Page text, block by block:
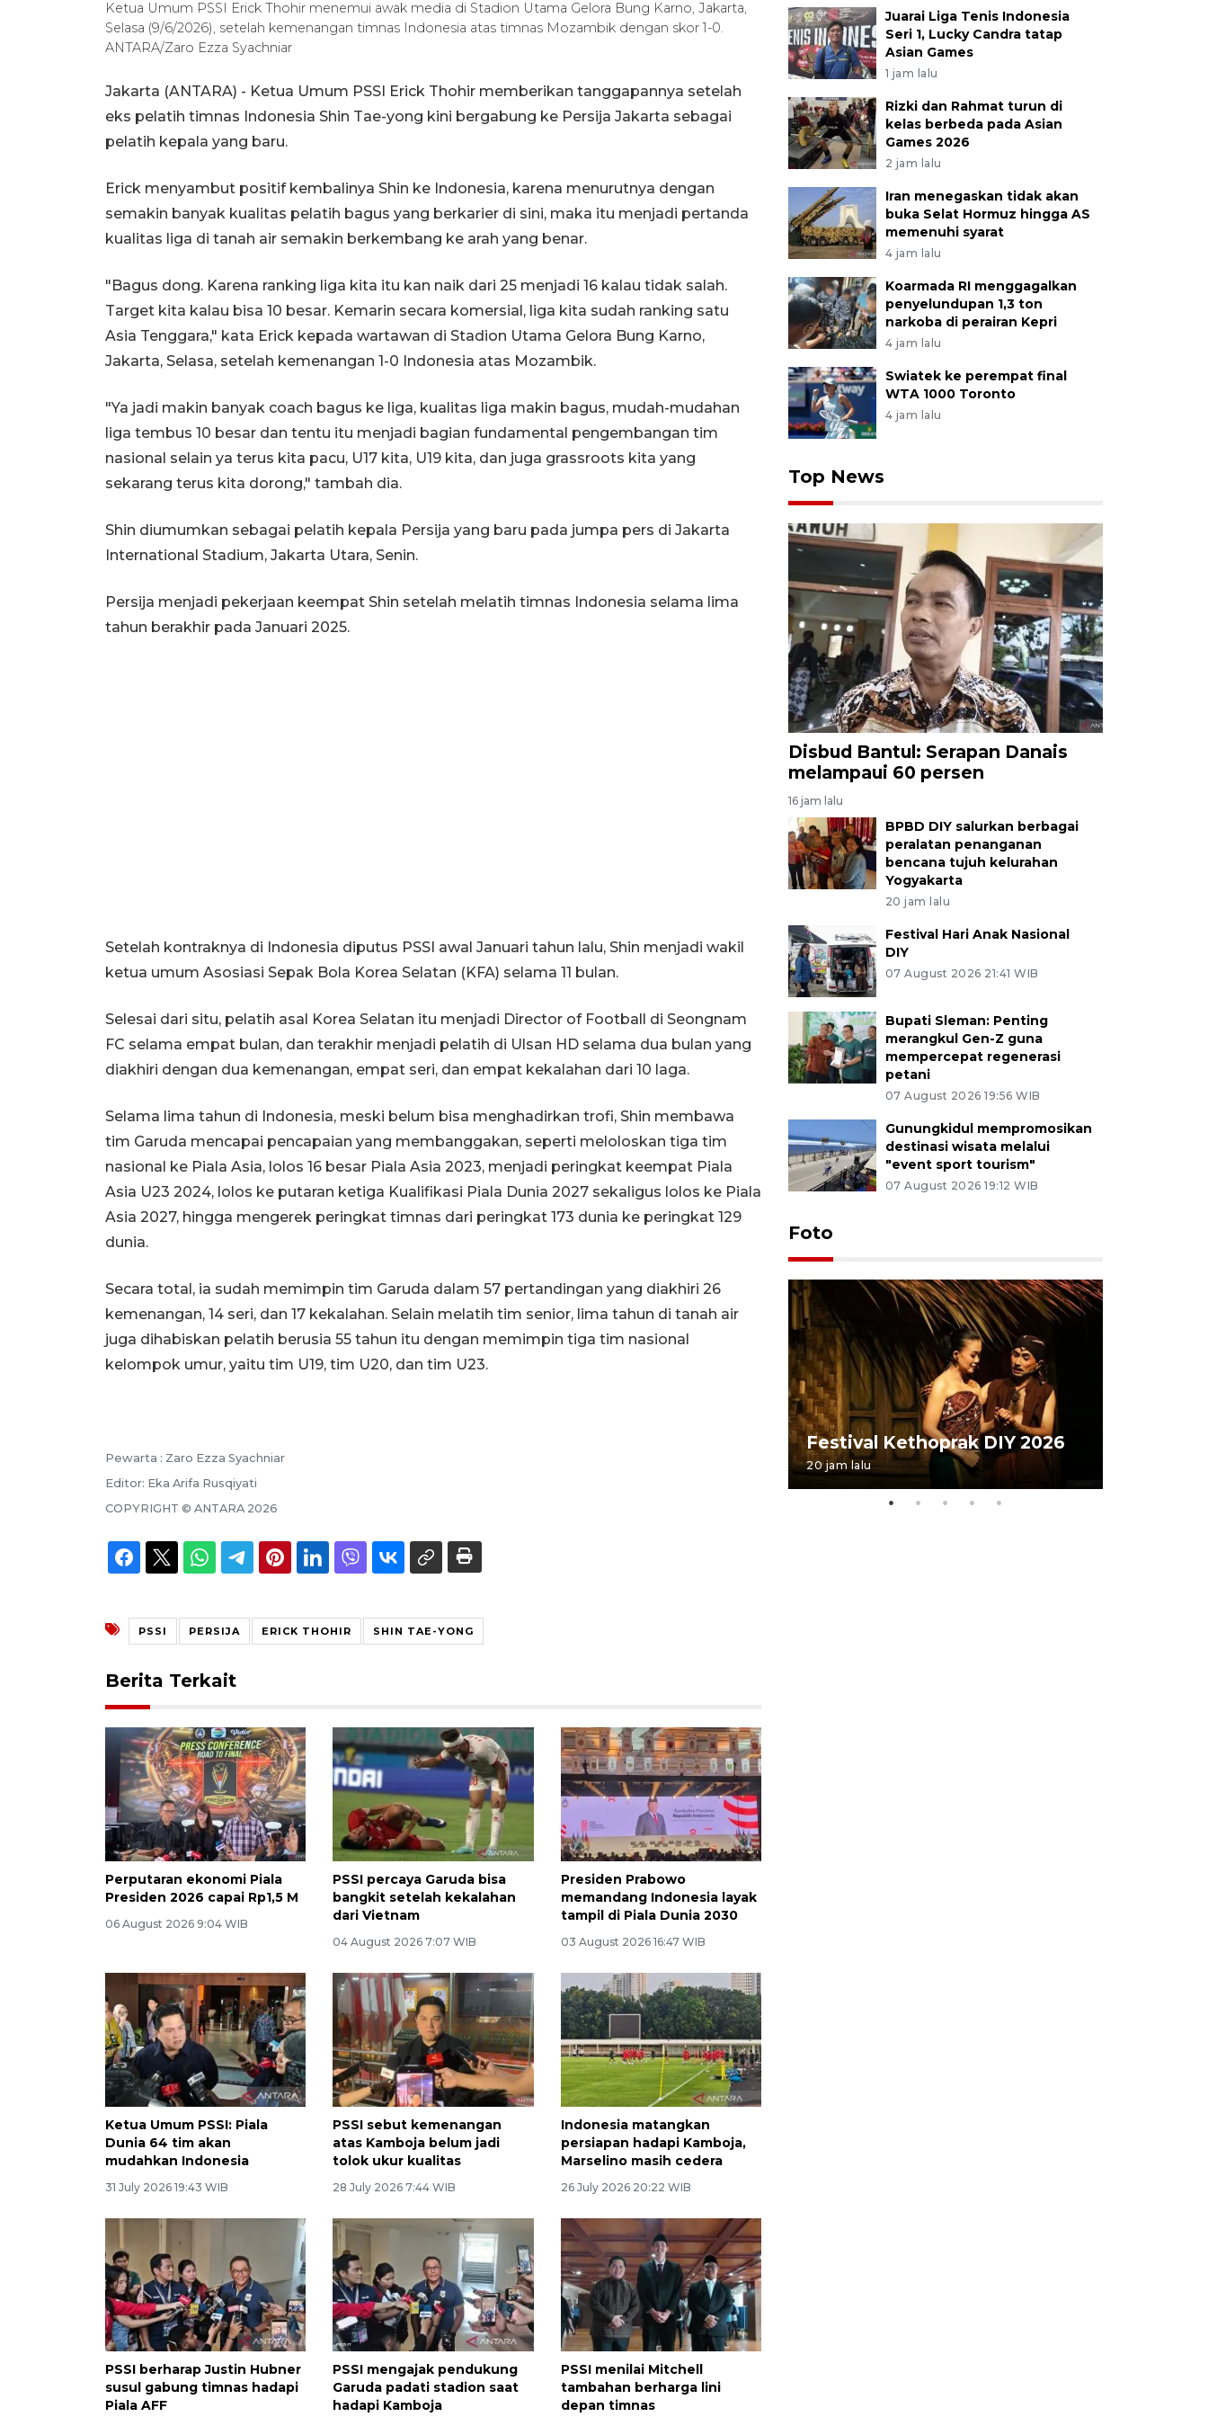
Ketua Umum PSSI Erick Thohir menemui awak media di Stadion Utama Gelora Bung Karno, Jakarta,
Selasa (9/6/2026), setelah kemenangan timnas Indonesia atas timnas Mozambik dengan skor 1-0.
ANTARA/Zaro Ezza Syachniar
Jakarta (ANTARA) - Ketua Umum PSSI Erick Thohir memberikan tanggapannya setelah
eks pelatih timnas Indonesia Shin Tae-yong kini bergabung ke Persija Jakarta sebagai
pelatih kepala yang baru.
Erick menyambut positif kembalinya Shin ke Indonesia, karena menurutnya dengan
semakin banyak kualitas pelatih bagus yang berkarier di sini, maka itu menjadi pertanda
kualitas liga di tanah air semakin berkembang ke arah yang benar.
"Bagus dong. Karena ranking liga kita itu kan naik dari 25 menjadi 16 kalau tidak salah.
Target kita kalau bisa 10 besar. Kemarin secara komersial, liga kita sudah ranking satu
Asia Tenggara," kata Erick kepada wartawan di Stadion Utama Gelora Bung Karno,
Jakarta, Selasa, setelah kemenangan 1-0 Indonesia atas Mozambik.
"Ya jadi makin banyak coach bagus ke liga, kualitas liga makin bagus, mudah-mudahan
liga tembus 10 besar dan tentu itu menjadi bagian fundamental pengembangan tim
nasional selain ya terus kita pacu, U17 kita, U19 kita, dan juga grassroots kita yang
sekarang terus kita dorong," tambah dia.
Shin diumumkan sebagai pelatih kepala Persija yang baru pada jumpa pers di Jakarta
International Stadium, Jakarta Utara, Senin.
Persija menjadi pekerjaan keempat Shin setelah melatih timnas Indonesia selama lima
tahun berakhir pada Januari 2025.
Setelah kontraknya di Indonesia diputus PSSI awal Januari tahun lalu, Shin menjadi wakil
ketua umum Asosiasi Sepak Bola Korea Selatan (KFA) selama 11 bulan.
Selesai dari situ, pelatih asal Korea Selatan itu menjadi Director of Football di Seongnam
FC selama empat bulan, dan terakhir menjadi pelatih di Ulsan HD selama dua bulan yang
diakhiri dengan dua kemenangan, empat seri, dan empat kekalahan dari 10 laga.
Selama lima tahun di Indonesia, meski belum bisa menghadirkan trofi, Shin membawa
tim Garuda mencapai pencapaian yang membanggakan, seperti meloloskan tiga tim
nasional ke Piala Asia, lolos 16 besar Piala Asia 2023, menjadi peringkat keempat Piala
Asia U23 2024, lolos ke putaran ketiga Kualifikasi Piala Dunia 2027 sekaligus lolos ke Piala
Asia 2027, hingga mengerek peringkat timnas dari peringkat 173 dunia ke peringkat 129
dunia.
Secara total, ia sudah memimpin tim Garuda dalam 57 pertandingan yang diakhiri 26
kemenangan, 14 seri, dan 17 kekalahan. Selain melatih tim senior, lima tahun di tanah air
juga dihabiskan pelatih berusia 55 tahun itu dengan memimpin tiga tim nasional
kelompok umur, yaitu tim U19, tim U20, dan tim U23.
Pewarta : Zaro Ezza Syachniar
Editor: Eka Arifa Rusqiyati
COPYRIGHT © ANTARA 2026
PSSI PERSIJA ERICK THOHIR SHIN TAE-YONG
Berita Terkait
Perputaran ekonomi Piala
Presiden 2026 capai Rp1,5 M
06 August 2026 9:04 WIB
PSSI percaya Garuda bisa
bangkit setelah kekalahan
dari Vietnam
04 August 2026 7:07 WIB
Presiden Prabowo
memandang Indonesia layak
tampil di Piala Dunia 2030
03 August 2026 16:47 WIB
Ketua Umum PSSI: Piala
Dunia 64 tim akan
mudahkan Indonesia
31 July 2026 19:43 WIB
PSSI sebut kemenangan
atas Kamboja belum jadi
tolok ukur kualitas
28 July 2026 7:44 WIB
Indonesia matangkan
persiapan hadapi Kamboja,
Marselino masih cedera
26 July 2026 20:22 WIB
PSSI berharap Justin Hubner
susul gabung timnas hadapi
Piala AFF
PSSI mengajak pendukung
Garuda padati stadion saat
hadapi Kamboja
PSSI menilai Mitchell
tambahan berharga lini
depan timnas
Juarai Liga Tenis Indonesia
Seri 1, Lucky Candra tatap
Asian Games
1 jam lalu
Rizki dan Rahmat turun di
kelas berbeda pada Asian
Games 2026
2 jam lalu
Iran menegaskan tidak akan
buka Selat Hormuz hingga AS
memenuhi syarat
4 jam lalu
Koarmada RI menggagalkan
penyelundupan 1,3 ton
narkoba di perairan Kepri
4 jam lalu
Swiatek ke perempat final
WTA 1000 Toronto
4 jam lalu
Top News
Disbud Bantul: Serapan Danais
melampaui 60 persen
16 jam lalu
BPBD DIY salurkan berbagai
peralatan penanganan
bencana tujuh kelurahan
Yogyakarta
20 jam lalu
Festival Hari Anak Nasional
DIY
07 August 2026 21:41 WIB
Bupati Sleman: Penting
merangkul Gen-Z guna
mempercepat regenerasi
petani
07 August 2026 19:56 WIB
Gunungkidul mempromosikan
destinasi wisata melalui
"event sport tourism"
07 August 2026 19:12 WIB
Foto
Festival Kethoprak DIY 2026
20 jam lalu